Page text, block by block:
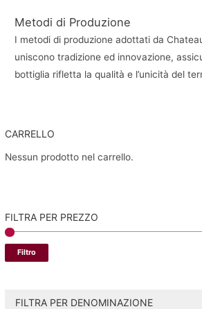
CARRELLO
Nessun prodotto nel carrello.
FILTRA PER PREZZO
Filtro
FILTRA PER DENOMINAZIONE
Metodi di Produzione
I metodi di produzione adottati da
uniscono tradizione ed innovazione,
bottiglia rifletta la qualità e l’unicità del